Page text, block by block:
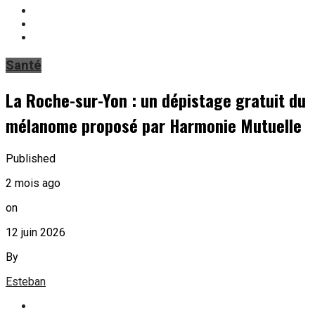
Santé
La Roche-sur-Yon : un dépistage gratuit du
mélanome proposé par Harmonie Mutuelle
Published
2 mois ago
on
12 juin 2026
By
Esteban